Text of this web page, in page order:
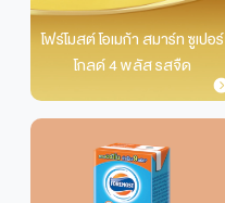
โฟร์โมสต์ โอเมก้า สมาร์ท ซูเปอร์
โกลด์ 4 พลัส รสจืด